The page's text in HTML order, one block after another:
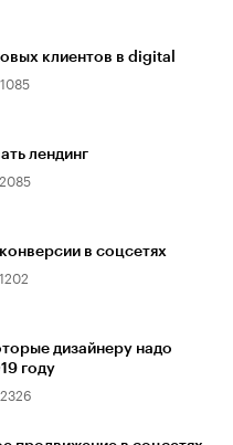
клиентов в digital
1085
лендинг
2085
в соцсетях
1202
дизайнеру надо
году
2326